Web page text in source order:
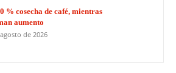
% cosecha de café, mientras
aumento
de 2026